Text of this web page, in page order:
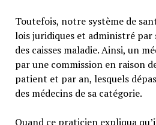
Toutefois, notre système de
lois juridiques et administré par
des caisses maladie. Ainsi, un
par une commission en raison
patient et par an, lesquels
des médecins de sa catégorie.
Quand ce praticien expliqua